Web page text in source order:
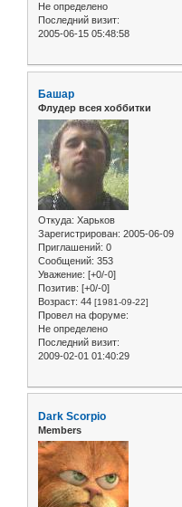
Не определено
Последний визит:
2005-06-15 05:48:58
Башар
Флудер всея хоббитки
Откуда: Харьков
Зарегистрирован: 2005-06-09
Приглашений: 0
Сообщений: 353
Уважение: [+0/-0]
Позитив: [+0/-0]
Возраст: 44 [1981-09-22]
Провел на форуме:
Не определено
Последний визит:
2009-02-01 01:40:29
Dark Scorpio
Members